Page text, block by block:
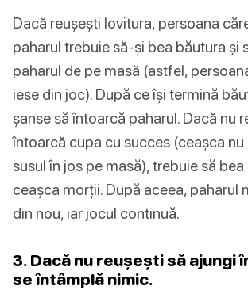
Dacă reușești lovitura, persoana
paharul trebuie să-și bea băutura și
paharul de pe masă (astfel,
iese din joc). După ce își termină
șanse să întoarcă paharul. Dacă nu
întoarcă cupa cu succes (ceașca nu
susul în jos pe masă), trebuie să bea
ceașca morții. După aceea, paharul
din nou, iar jocul continuă.
3. Dacă nu reușești să ajungi
se întâmplă nimic.